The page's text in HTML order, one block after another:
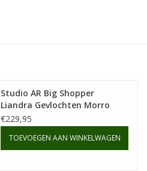
Studio AR Big Shopper
Liandra Gevlochten Morro
€229,95
TOEVOEGEN AAN WINKELWAGEN